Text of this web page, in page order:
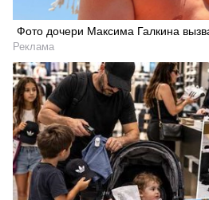
Фото дочери Максима Галкина
Реклама